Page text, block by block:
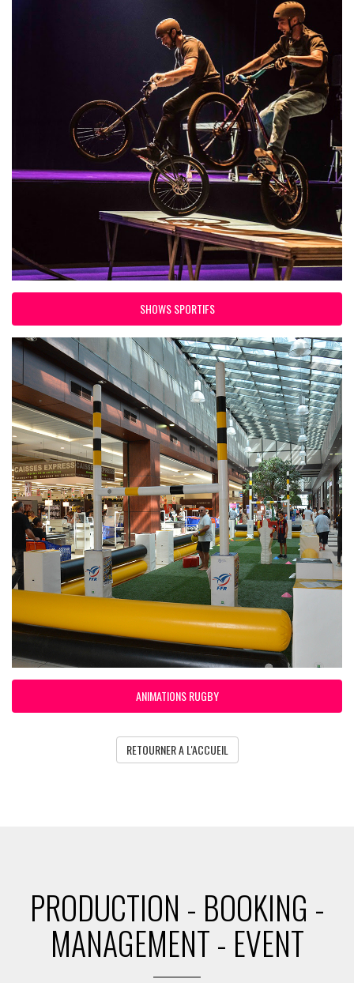
SHOWS SPORTIFS
ANIMATIONS RUGBY
RETOURNER A L'ACCUEIL
PRODUCTION - BOOKING -
MANAGEMENT - EVENT